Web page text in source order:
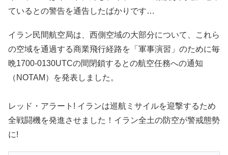
ているとの警告を通告したばかりです…
イラン民間航空局は、西側空域の大部分について、これら
の空域を通過する商業飛行経路を「軍事演習」のために毎
晩1700-0130UTCの間閉鎖するとの航空任務への通知
（NOTAM）を発表しました。
レッド・アラート! イランは巡航ミサイルを迎撃するため
全戦闘機を発進させました！イラン全土の防空が警戒態勢
に!